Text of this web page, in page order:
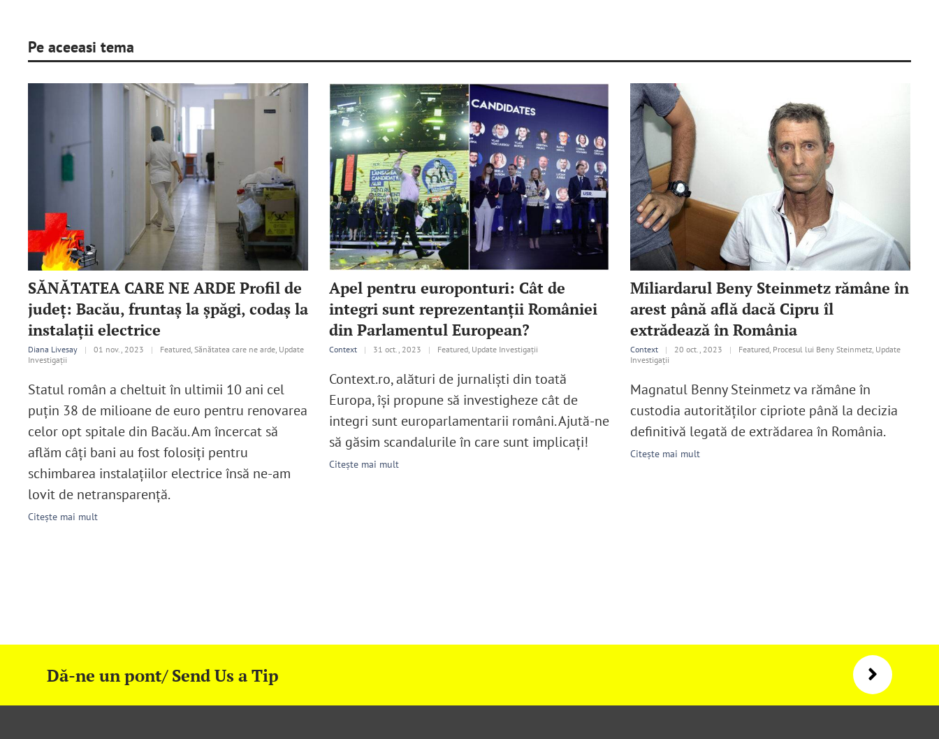
Pe aceeasi tema
SĂNĂTATEA CARE NE ARDE Profil de
județ: Bacău, fruntaș la șpăgi, codaș la
instalații electrice
Diana Livesay | 01 nov., 2023 |
Featured, Sănătatea care ne arde, Update
Investigații
Statul român a cheltuit în ultimii 10 ani cel
puțin 38 de milioane de euro pentru renovarea
celor opt spitale din Bacău. Am încercat să
aflăm câți bani au fost folosiți pentru
schimbarea instalațiilor electrice însă ne-am
lovit de netransparență.
Citește mai mult
Apel pentru europonturi: Cât de
integri sunt reprezentanții României
din Parlamentul European?
Context | 31 oct., 2023 | Featured, Update Investigații
Context.ro, alături de jurnaliști din toată
Europa, își propune să investigheze cât de
integri sunt europarlamentarii români. Ajută-ne
să găsim scandalurile în care sunt implicați!
Citește mai mult
Miliardarul Beny Steinmetz rămâne în
arest până află dacă Cipru îl
extrădează în România
Context | 20 oct., 2023 |
Featured, Procesul lui Beny Steinmetz, Update
Investigații
Magnatul Benny Steinmetz va rămâne în
custodia autorităților cipriote până la decizia
definitivă legată de extrădarea în România.
Citește mai mult
Dă-ne un pont/ Send Us a Tip